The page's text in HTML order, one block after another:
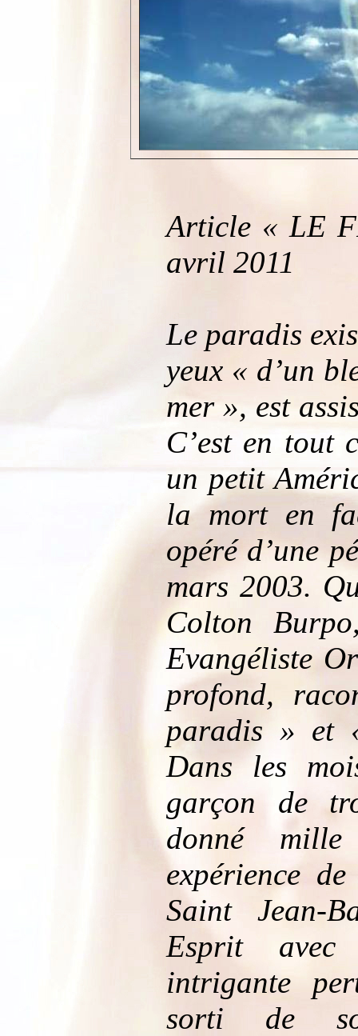
Article « LE
avril 2011
Le paradis
yeux « d’un
mer », est
C’est en tout
un petit
la mort en
opéré d’une
mars 2003.
Colton
Evangéliste
profond,
paradis » et
Dans les
garçon de
donné
expérience
Saint Jean-
Esprit avec
intrigante
sorti de